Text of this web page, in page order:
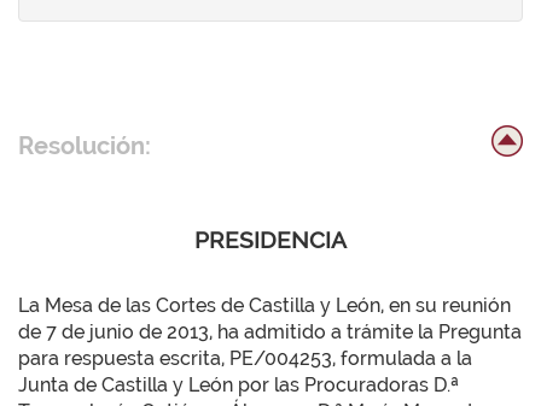
Resolución:
PRESIDENCIA
La Mesa de las Cortes de Castilla y León, en su reunión
de 7 de junio de 2013, ha admitido a trámite la Pregunta
para respuesta escrita, PE/004253, formulada a la
Junta de Castilla y León por las Procuradoras D.ª